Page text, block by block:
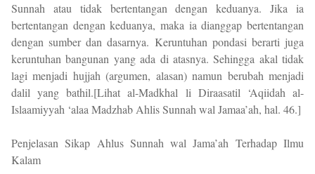
Sunnah atau tidak bertentangan dengan keduanya. Jika ia
bertentangan dengan keduanya, maka ia dianggap bertentangan
dengan sumber dan dasarnya. Keruntuhan pondasi berarti juga
keruntuhan bangunan yang ada di atasnya. Sehingga akal tidak
lagi menjadi hujjah (argumen, alasan) namun berubah menjadi
dalil yang bathil.[Lihat al-Madkhal li Diraasatil ‘Aqiidah al-
Islaamiyyah ‘alaa Madzhab Ahlis Sunnah wal Jamaa’ah, hal. 46.]
Penjelasan Sikap Ahlus Sunnah wal Jama’ah Terhadap Ilmu
Kalam